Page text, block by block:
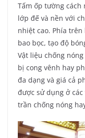
Tấm ốp tường cách
lớp đế và nền với
nhiệt cao. Phía
bao bọc, tạo độ
Vật liệu chống
bị cong vênh hay
đa dạng và giá cả
được sử dụng ở
trần chống nóng